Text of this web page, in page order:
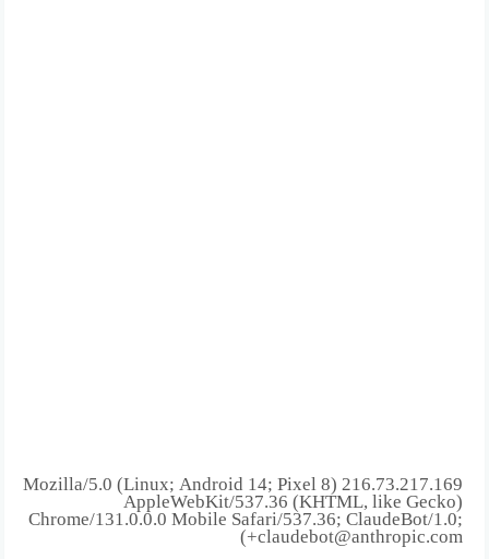
216.73.217.169 Mozilla/5.0 (Linux; Android 14; Pixel 8)
AppleWebKit/537.36 (KHTML, like Gecko)
Chrome/131.0.0.0 Mobile Safari/537.36; ClaudeBot/1.0;
+claudebot@anthropic.com)